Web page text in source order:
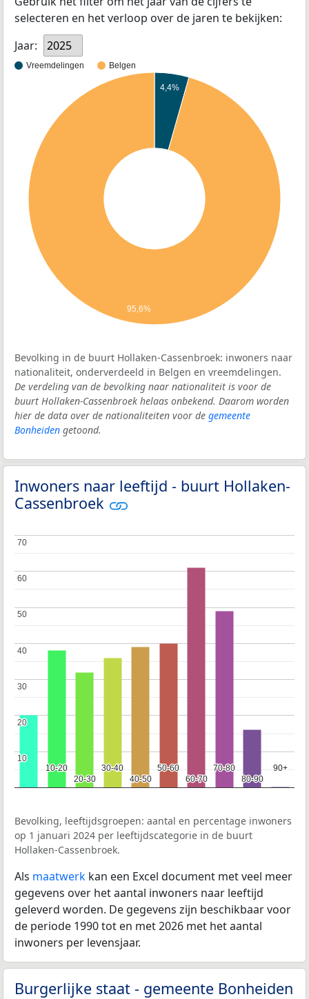
selecteren en het verloop over de jaren te bekijken:
Jaar:
2025
Vreemdelingen Belgen
4,4%
95,6%
Bevolking in de buurt Hollaken-Cassenbroek: inwoners naar
nationaliteit, onderverdeeld in Belgen en vreemdelingen.
De verdeling van de bevolking naar nationaliteit is voor de
buurt Hollaken-Cassenbroek helaas onbekend. Daarom worden
hier de data over de nationaliteiten voor de gemeente
Bonheiden getoond.
Inwoners naar leeftijd - buurt Hollaken-
Cassenbroek
10-20
10-20
20-30
20-30
30-40
30-40
40-50
40-50
50-60
50-60
60-70
60-70
70-80
70-80
80-90
80-90
90+
90+
10
10
20
20
30
30
40
40
50
50
60
60
70
70
Bevolking, leeftijdsgroepen: aantal en percentage inwoners
op 1 januari 2024 per leeftijdscategorie in de buurt
Hollaken-Cassenbroek.
Als maatwerk kan een Excel document met veel meer
gegevens over het aantal inwoners naar leeftijd
geleverd worden. De gegevens zijn beschikbaar voor
de periode 1990 tot en met 2026 met het aantal
inwoners per levensjaar.
Burgerlijke staat - gemeente Bonheiden